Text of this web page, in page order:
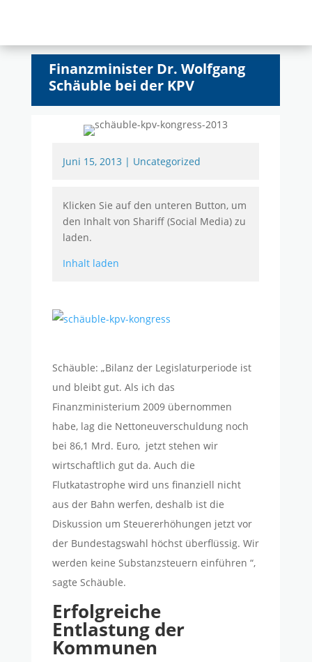
Finanzminister Dr. Wolfgang
Schäuble bei der KPV
Juni 15, 2013| Uncategorized
Klicken Sie auf den unteren Button, um
den Inhalt von Shariff (Social Media) zu
laden.
Inhalt laden
Schäuble: „Bilanz der Legislaturperiode ist
und bleibt gut. Als ich das
Finanzministerium 2009 übernommen
habe, lag die Nettoneuverschuldung noch
bei 86,1 Mrd. Euro, jetzt stehen wir
wirtschaftlich gut da. Auch die
Flutkatastrophe wird uns finanziell nicht
aus der Bahn werfen, deshalb ist die
Diskussion um Steuererhöhungen jetzt vor
der Bundestagswahl höchst überflüssig. Wir
werden keine Substanzsteuern einführen “,
sagte Schäuble.
Erfolgreiche
Entlastung der
Kommunen